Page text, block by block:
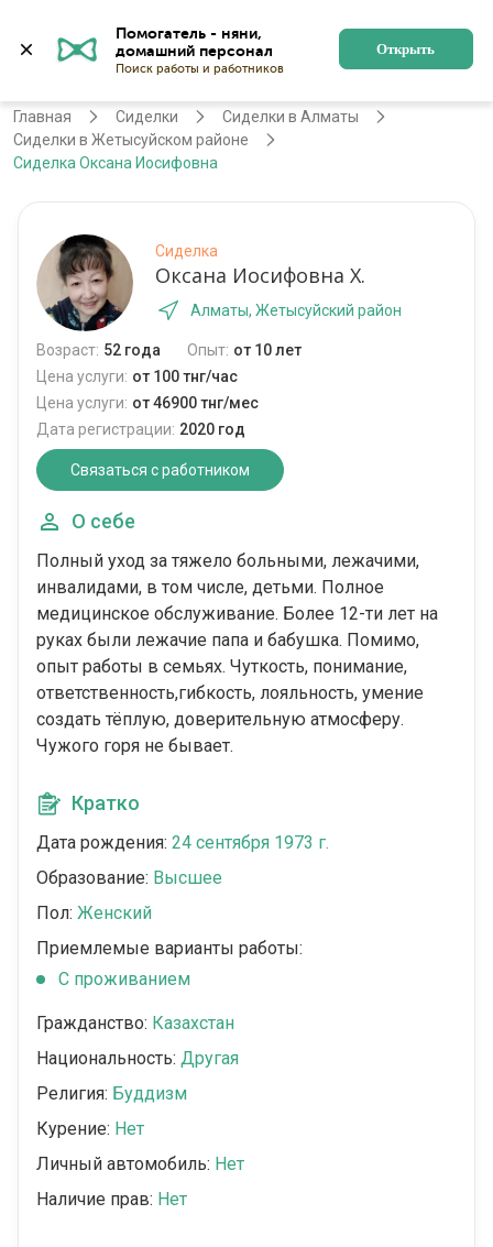
Помогатель - няни,
Поиск работы и работников
Открыть
Алматы Регистрация
Главная Сиделки
Сиделки в Алматы
Сиделки в Жетысуйском районе
Сиделка Оксана Иосифовна
Сиделка
Оксана Иосифовна Х.
Алматы, Жетысуйский район
Возраст: 52 года Опыт: от 10 лет
Цена услуги: от 100 тнг/час
Цена услуги: от 46900 тнг/мес
Дата регистрации: 2020 год
Связаться с работником
О себе
Полный уход за тяжело больными, лежачими,
инвалидами, в том числе, детьми. Полное
медицинское обслуживание. Более 12-ти лет на
руках были лежачие папа и бабушка. Помимо,
опыт работы в семьях. Чуткость, понимание,
ответственность,гибкость, лояльность, умение
создать тёплую, доверительную атмосферу.
Чужого горя не бывает.
Кратко
Дата рождения: 24 сентября 1973 г.
Образование: Высшее
Пол: Женский
Приемлемые варианты работы:
C проживанием
Гражданство: Казахстан
Национальность: Другая
Религия: Буддизм
Курение: Нет
Личный автомобиль: Нет
Наличие прав: Нет